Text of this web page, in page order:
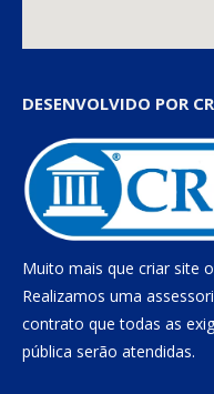
DESENVOLVIDO POR
Muito mais que criar site
Realizamos uma
contrato que todas as
pública serão atendidas.